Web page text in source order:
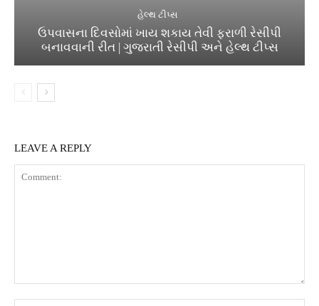
હેલ્થ ટીપ્સ
ઉપવાસના દિવસોમાં ખાય શકાય તેવી ફરાળી રેસીપી
બનાવવાની રીત | ગુજરાતી રેસીપી અને હેલ્થ ટીપ્સ
LEAVE A REPLY